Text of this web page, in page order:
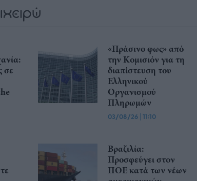
σε
«Πράσινο φως» από
την Κομισιόν για τη
διαπίστευση του
Ελληνικού
Οργανισμού
Πληρωμών
03/08/26 | 11:10
Βραζιλία:
Προσφεύγει στον
ΠΟΕ κατά των νέων